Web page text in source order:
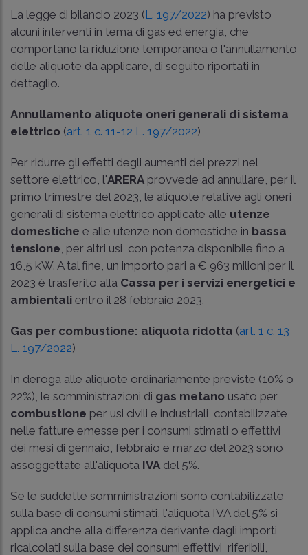
La legge di bilancio 2023 (L. 197/2022) ha previsto
alcuni interventi in tema di gas ed energia, che
comportano la riduzione temporanea o l'annullamento
delle aliquote da applicare, di seguito riportati in
dettaglio.
Annullamento aliquote oneri generali di sistema
elettrico (art. 1 c. 11-12 L. 197/2022)
Per ridurre gli effetti degli aumenti dei prezzi nel
settore elettrico, l'ARERA provvede ad annullare, per il
primo trimestre del 2023, le aliquote relative agli oneri
generali di sistema elettrico applicate alle utenze
domestiche e alle utenze non domestiche in bassa
tensione , per altri usi, con potenza disponibile fino a
16,5 kW. A tal fine, un importo pari a € 963 milioni per il
2023 è trasferito alla Cassa per i servizi energetici e
ambientali entro il 28 febbraio 2023.
Gas per combustione: aliquota ridotta (art. 1 c. 13
L. 197/2022)
In deroga alle aliquote ordinariamente previste (10% o
22%), le somministrazioni di gas metano usato per
combustione per usi civili e industriali, contabilizzate
nelle fatture emesse per i consumi stimati o effettivi
dei mesi di gennaio, febbraio e marzo del 2023 sono
assoggettate all'aliquota IVA del 5%.
Se le suddette somministrazioni sono contabilizzate
sulla base di consumi stimati, l'aliquota IVA del 5% si
applica anche alla differenza derivante dagli importi
ricalcolati sulla base dei consumi effettivi riferibili,